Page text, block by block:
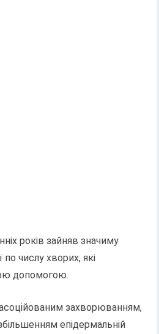
років зайняв значиму
числу хворих, які
допомогою.
асоційованим захворюванням,
епідермальній